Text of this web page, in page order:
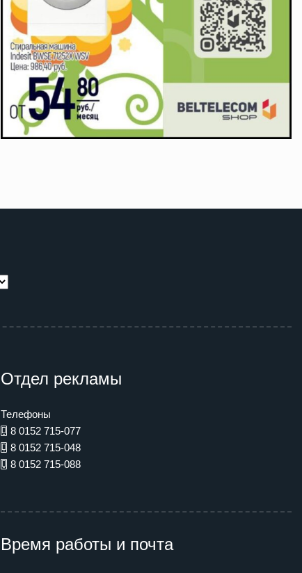
Отдел рекламы
Телефоны
8 0152 715-077
8 0152 715-048
8 0152 715-088
Время работы и почта